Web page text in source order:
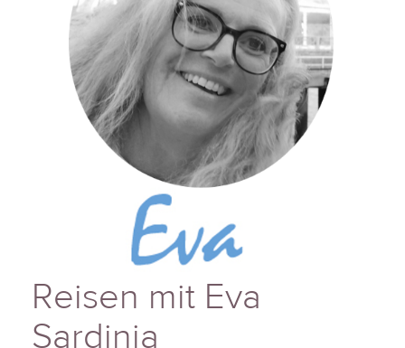
Reisen mit Eva
Sardinia